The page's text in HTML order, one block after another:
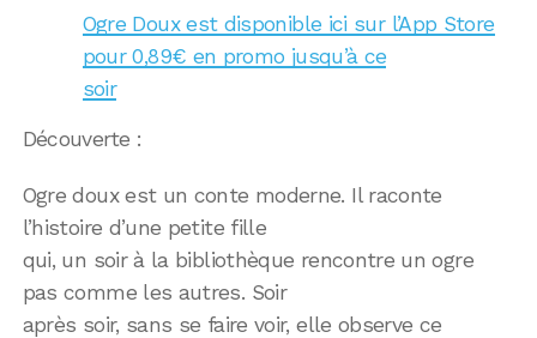
Ogre Doux est disponible ici sur l’App Store
pour 0,89€ en promo jusqu’à ce
soir
Découverte :
Ogre doux est un conte moderne. Il raconte
l’histoire d’une petite fille
qui, un soir à la bibliothèque rencontre un ogre
pas comme les autres. Soir
après soir, sans se faire voir, elle observe ce